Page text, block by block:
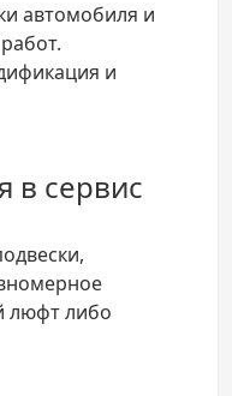
автомобиля и
и
в сервис
люфт либо